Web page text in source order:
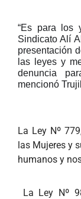
“Es para los
Sindicato Alí
presentación
las leyes y
denuncia
mencionó
La Ley Nº
las Mujeres y
humanos y
La Ley Nº